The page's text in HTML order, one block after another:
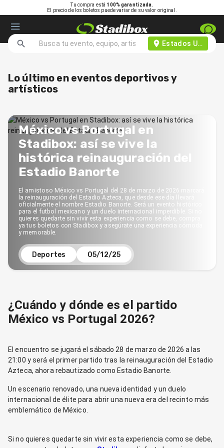
Tu compra está 100% garantizada.
El precio de los boletos puede variar de su valor original.
Estados Unidos
Lo último en eventos deportivos y
artísticos
México vs Portugal en
Stadibox: así se vive la
histórica reinauguración del
Estadio Banorte
Deportes 05/12/25
El amistoso México vs Portugal del 28 de marzo de 2026 marcará
la reinauguración del Estadio Azteca, que desde ese día llevará
oficialmente el nombre Estadio Banorte. Será un evento histórico
para el futbol mexicano y un duelo internacional imperdible. Si no
quieres quedarte sin vivir esta experiencia como se debe, compra
ya tus boletos con Stadibox y asegúrate una experiencia cómoda
y memorable.
¿Cuándo y dónde es el partido
México vs Portugal 2026?
El encuentro se jugará el sábado 28 de marzo de 2026 a las
21:00 y será el primer partido tras la reinauguración del Estadio
Azteca, ahora rebautizado como Estadio Banorte.
Un escenario renovado, una nueva identidad y un duelo
internacional de élite para abrir una nueva era del recinto más
emblemático de México.
Si no quieres quedarte sin vivir esta experiencia como se debe,